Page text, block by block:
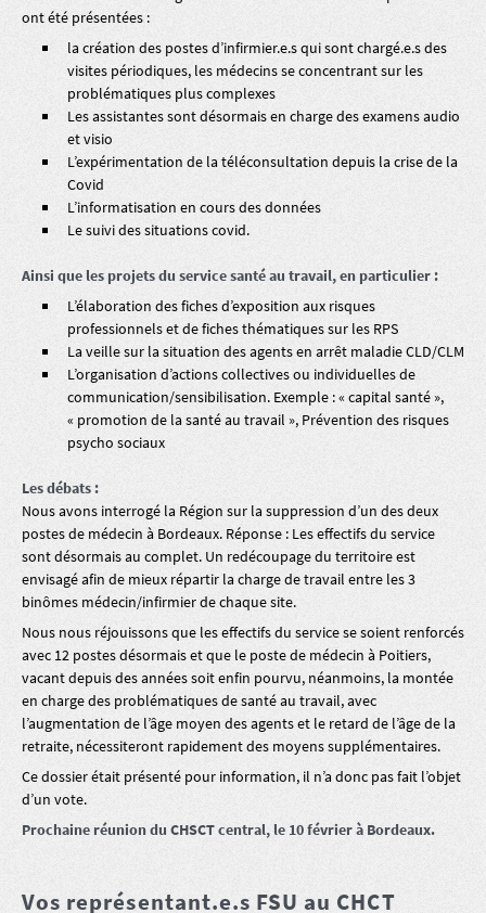
ont été présentées :
la création des postes d’infirmier.e.s qui sont chargé.e.s des
visites périodiques, les médecins se concentrant sur les
problématiques plus complexes
Les assistantes sont désormais en charge des examens audio
et visio
L’expérimentation de la téléconsultation depuis la crise de la
Covid
L’informatisation en cours des données
Le suivi des situations covid.
Ainsi que les projets du service santé au travail, en particulier :
L’élaboration des fiches d’exposition aux risques
professionnels et de fiches thématiques sur les RPS
La veille sur la situation des agents en arrêt maladie CLD/CLM
L’organisation d’actions collectives ou individuelles de
communication/sensibilisation. Exemple : « capital santé »,
« promotion de la santé au travail », Prévention des risques
psycho sociaux
Les débats :
Nous avons interrogé la Région sur la suppression d’un des deux
postes de médecin à Bordeaux. Réponse : Les effectifs du service
sont désormais au complet. Un redécoupage du territoire est
envisagé afin de mieux répartir la charge de travail entre les 3
binômes médecin/infirmier de chaque site.
Nous nous réjouissons que les effectifs du service se soient renforcés
avec 12 postes désormais et que le poste de médecin à Poitiers,
vacant depuis des années soit enfin pourvu, néanmoins, la montée
en charge des problématiques de santé au travail, avec
l’augmentation de l’âge moyen des agents et le retard de l’âge de la
retraite, nécessiteront rapidement des moyens supplémentaires.
Ce dossier était présenté pour information, il n’a donc pas fait l’objet
d’un vote.
Prochaine réunion du CHSCT central, le 10 février à Bordeaux.
Vos représentant.e.s FSU au CHCT